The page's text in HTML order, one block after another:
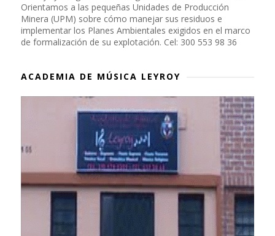
Orientamos a las pequeñas Unidades de Producción
Minera (UPM) sobre cómo manejar sus residuos e
implementar los Planes Ambientales exigidos en el marco
de formalización de su explotación. Cel: 300 553 98 36
ACADEMIA DE MÚSICA LEYROY